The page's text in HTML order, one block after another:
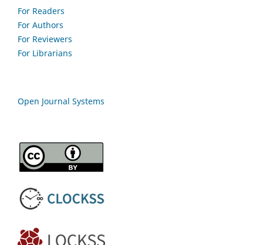
For Readers
For Authors
For Reviewers
For Librarians
Open Journal Systems